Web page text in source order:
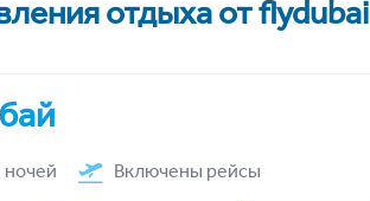
отдыха от flydubai
ночей Включены рейсы